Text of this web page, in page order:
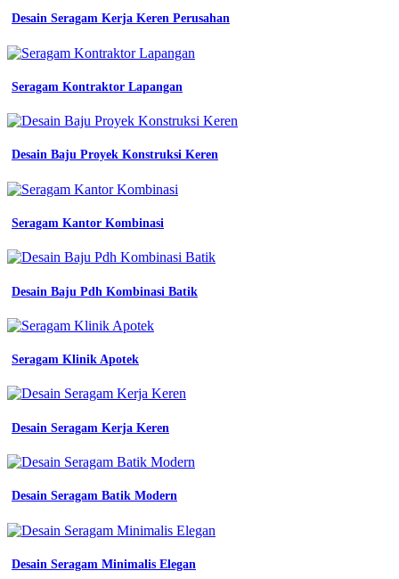
sd
seragam
wanita
semarang
surat
seragam
kerja
surat
lamaran
kerja
desain
surat
seragam
surat
kerja
model
Kerja
Wanita
Polos
seragam
seragam
kerja
inspirasi
Desain Seragam Kerja Keren Perusahan
Seragam Kontraktor Lapangan
Desain Baju Proyek Konstruksi Keren
Seragam Kantor Kombinasi
Desain Baju Pdh Kombinasi Batik
Seragam Klinik Apotek
Desain Seragam Kerja Keren
Desain Seragam Batik Modern
Desain Seragam Minimalis Elegan